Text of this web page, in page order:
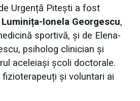
Urgență Pitești a fost
Luminița-Ionela Georgescu,
sportivă, și de Elena-
psiholog clinician și
aceleiași școli doctorale.
și voluntari ai